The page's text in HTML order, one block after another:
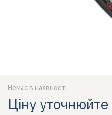
Немає в наявності
Ціну уточнюйте